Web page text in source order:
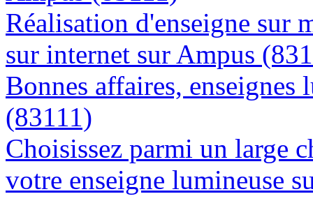
Réalisation d'enseigne sur
sur internet sur Ampus
Bonnes affaires, enseignes
(83111)
Choisissez parmi un large
votre enseigne lumineuse